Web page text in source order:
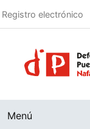
Registro electrónico
Menú